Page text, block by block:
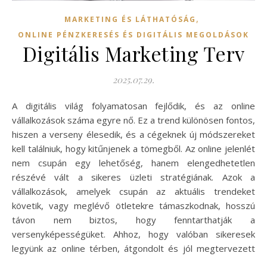
MARKETING ÉS LÁTHATÓSÁG ,
ONLINE PÉNZKERESÉS ÉS DIGITÁLIS MEGOLDÁSOK
Digitális Marketing Terv
2025.07.29.
A digitális világ folyamatosan fejlődik, és az online
vállalkozások száma egyre nő. Ez a trend különösen fontos,
hiszen a verseny élesedik, és a cégeknek új módszereket
kell találniuk, hogy kitűnjenek a tömegből. Az online jelenlét
nem csupán egy lehetőség, hanem elengedhetetlen
részévé vált a sikeres üzleti stratégiának. Azok a
vállalkozások, amelyek csupán az aktuális trendeket
követik, vagy meglévő ötletekre támaszkodnak, hosszú
távon nem biztos, hogy fenntarthatják a
versenyképességüket. Ahhoz, hogy valóban sikeresek
legyünk az online térben, átgondolt és jól megtervezett